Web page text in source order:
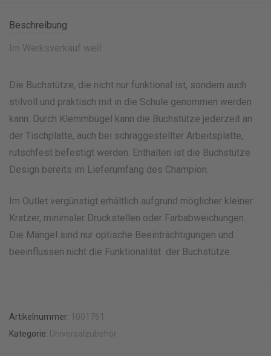
Beschreibung
Im Werksverkauf weil:
Die Buchstütze, die nicht nur funktional ist, sondern auch
stilvoll und praktisch mit in die Schule genommen werden
kann. Durch Klemmbügel kann die Buchstütze jederzeit an
der Tischplatte, auch bei schräggestellter Arbeitsplatte,
rutschfest befestigt werden. Enthalten ist die Buchstütze
Design bereits im Lieferumfang des Champion.
Im Outlet vergünstigt erhältlich aufgrund möglicher kleiner
Kratzer, minimaler Druckstellen oder Farbabweichungen.
Die Mängel sind nur optische Beeinträchtigungen und
beeinflussen nicht die Funktionalität der Buchstütze.
Artikelnummer: 1001761
Kategorie: Universalzubehör